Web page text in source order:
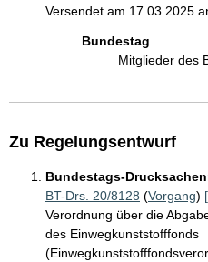
Versendet am 17.03.2025
Bundestag
Mitglieder des
Zu Regelungsentwurf
Bundestags-
BT-Drs. 20/8128 (Vorgang)
Verordnung über die
des Einwegkunststofffonds